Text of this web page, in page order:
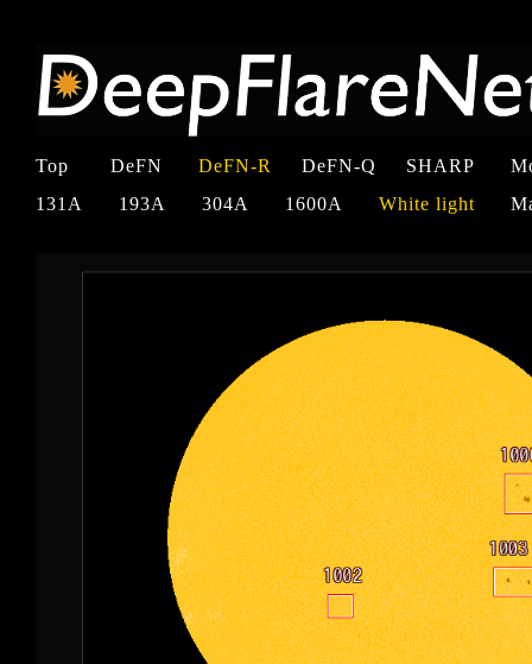
Top DeFN DeFN-R DeFN-Q SHARP
131A 193A 304A 1600A White light